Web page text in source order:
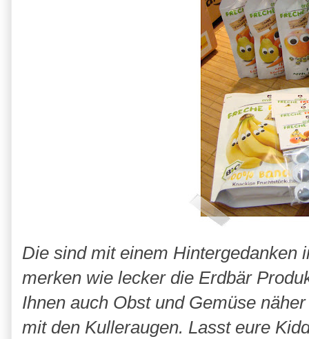
Die sind mit einem Hintergedanken
merken wie lecker die Erdbär
Ihnen auch Obst und Gemüse
mit den Kulleraugen. Lasst eure